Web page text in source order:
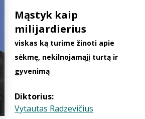
Mąstyk kaip
milijardierius
viskas ką turime žinoti apie
sėkmę, nekilnojamąjį turtą ir
gyvenimą
Diktorius:
Vytautas Radzevičius